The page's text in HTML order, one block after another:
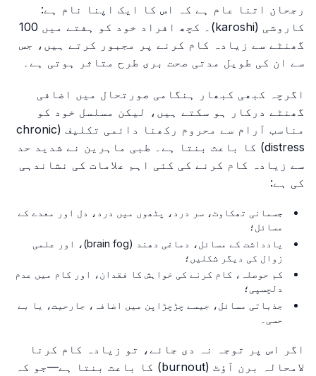
رجحان اتنا عام ہے کہ اس کا ایک اپنا نام ہے:
کاروشی (karoshi)۔ کچھ افراد خود کو ہفتے میں 100
گھنٹے سے زیادہ کام کرنے پر مجبور کرتے ہیں، جس
سے ان کی طویل مدتی صحت بری طرح متاثر ہوتی ہے۔
اگرچہ کبھی کبھار ہنگامی صورتحال میں اضافی
گھنٹے درکار ہو سکتے ہیں، لیکن مسلسل خود کو
مناسب آرام سے محروم رکھنا دائمی تکلیف (chronic
distress) کا باعث بنتا ہے۔ طبی ماہرین نے شدید حد
سے زیادہ کام کرنے کی کئی اہم علامات کی نشاندہی
کی ہے:
جسمانی تھکاوٹ، سر درد، پٹھوں میں درد، دل اور معدے کے
مسائل؛
یادداشت کے مسائل، دماغی دھند (brain fog)، اور علمی
زوال کی دیگر شکلیں؛
کم حوصلہ، کام کرنے کی خواہش کا فقدان، اور کام میں عدم
دلچسپی؛
جذباتی مسائل، جیسے چڑچڑاپن میں اضافہ، جارحیت، یا بے
حسی۔
اگر اس پر توجہ نہ دی جائے، تو زیادہ کام کرنا
لامحالہ برن آؤٹ (burnout) کا باعث بنتا ہے—جو کہ